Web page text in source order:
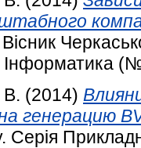
Вісник
Інформатика
В. (2014)
генерацию
Серія